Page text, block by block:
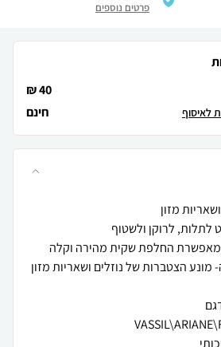
פרטים נוספים
40 ₪
חינם לאיסוף
מונע הצטברות של נוזלים ושאריות מזון